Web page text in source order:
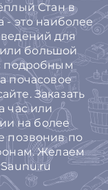
Стан в
- это наиболее
для
большой
подробным
почасовое
Заказать
час или
на более
позвонив по
Желаем